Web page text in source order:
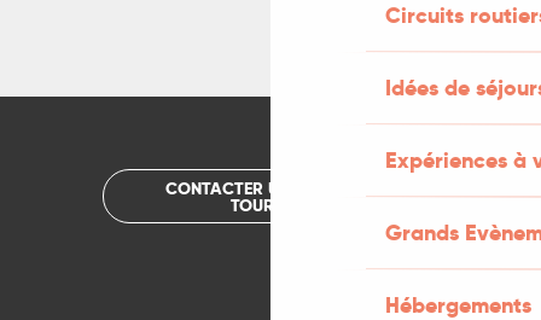
Circuits
Idées de
Expériences à
Grands
Hébergements
CONTACTER UN OFFICE DE
TOURISME